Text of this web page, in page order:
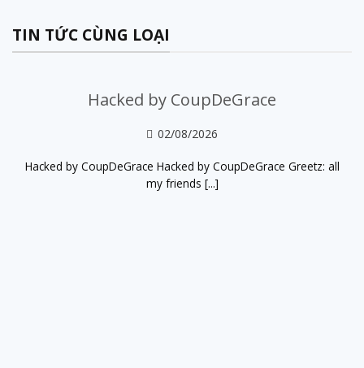
TIN TỨC CÙNG LOẠI
Hacked by CoupDeGrace
02/08/2026
Hacked by CoupDeGrace Hacked by CoupDeGrace Greetz: all
my friends [...]